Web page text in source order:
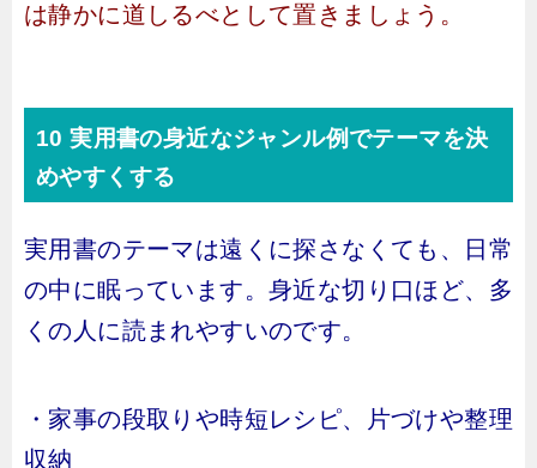
は静かに道しるべとして置きましょう。
10 実用書の身近なジャンル例でテーマを決
めやすくする
実用書のテーマは遠くに探さなくても、日常
の中に眠っています。身近な切り口ほど、多
くの人に読まれやすいのです。
・家事の段取りや時短レシピ、片づけや整理
収納